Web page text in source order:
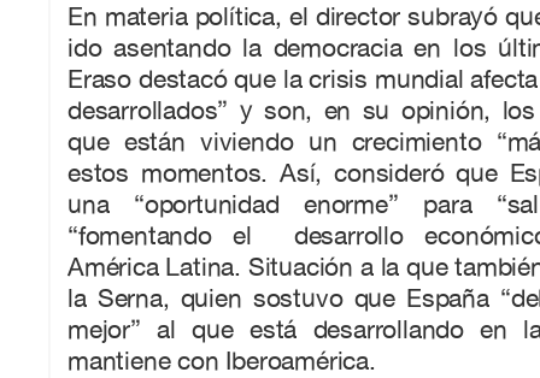
En materia política, el director subrayó
ido asentando la democracia en los
Eraso destacó que la crisis mundial
desarrollados” y son, en su opinión, los
que están viviendo un crecimiento
estos momentos. Así, consideró que
una “oportunidad enorme” para
“fomentando el desarrollo
América Latina. Situación a la que
la Serna, quien sostuvo que España
mejor” al que está desarrollando en
mantiene con Iberoamérica.